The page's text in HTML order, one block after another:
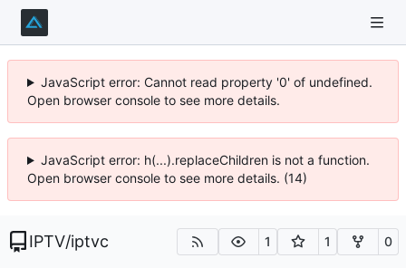
JavaScript error: Cannot read property '0' of undefined.
Open browser console to see more details.
JavaScript error: h(...).replaceChildren is not a function.
Open browser console to see more details. (14)
IPTV/iptvc 1 1 0